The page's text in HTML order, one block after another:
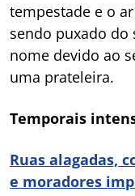
tempestade e o
sendo puxado do
nome devido ao
uma prateleira.
Temporais
Ruas alagadas,
e moradores